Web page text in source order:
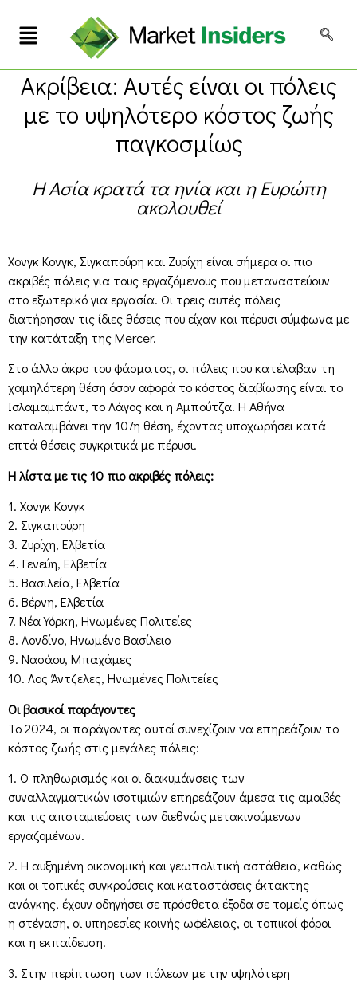
Ακρίβεια: Αυτές είναι οι πόλεις
με το υψηλότερο κόστος ζωής
παγκοσμίως
H Ασία κρατά τα ηνία και η Ευρώπη
ακολουθεί
Xονγκ Κονγκ, Σιγκαπούρη και Ζυρίχη είναι σήμερα οι πιο
ακριβές πόλεις για τους εργαζόμενους που μεταναστεύουν
στο εξωτερικό για εργασία. Οι τρεις αυτές πόλεις
διατήρησαν τις ίδιες θέσεις που είχαν και πέρυσι σύμφωνα με
την κατάταξη της Mercer.
Στο άλλο άκρο του φάσματος, οι πόλεις που κατέλαβαν τη
χαμηλότερη θέση όσον αφορά το κόστος διαβίωσης είναι το
Ισλαμαμπάντ, το Λάγος και η Αμπούτζα. Η Αθήνα
καταλαμβάνει την 107η θέση, έχοντας υποχωρήσει κατά
επτά θέσεις συγκριτικά με πέρυσι.
Η λίστα με τις 10 πιο ακριβές πόλεις:
1. Χονγκ Κονγκ
2. Σιγκαπούρη
3. Ζυρίχη, Ελβετία
4. Γενεύη, Ελβετία
5. Βασιλεία, Ελβετία
6. Βέρνη, Ελβετία
7. Νέα Υόρκη, Ηνωμένες Πολιτείες
8. Λονδίνο, Ηνωμένο Βασίλειο
9. Νασάου, Μπαχάμες
10. Λος Άντζελες, Ηνωμένες Πολιτείες
Οι βασικοί παράγοντες
Το 2024, οι παράγοντες αυτοί συνεχίζουν να επηρεάζουν το
κόστος ζωής στις μεγάλες πόλεις:
1. Ο πληθωρισμός και οι διακυμάνσεις των
συναλλαγματικών ισοτιμιών επηρεάζουν άμεσα τις αμοιβές
και τις αποταμιεύσεις των διεθνώς μετακινούμενων
εργαζομένων.
2. Η αυξημένη οικονομική και γεωπολιτική αστάθεια, καθώς
και οι τοπικές συγκρούσεις και καταστάσεις έκτακτης
ανάγκης, έχουν οδηγήσει σε πρόσθετα έξοδα σε τομείς όπως
η στέγαση, οι υπηρεσίες κοινής ωφέλειας, οι τοπικοί φόροι
και η εκπαίδευση.
3. Στην περίπτωση των πόλεων με την υψηλότερη